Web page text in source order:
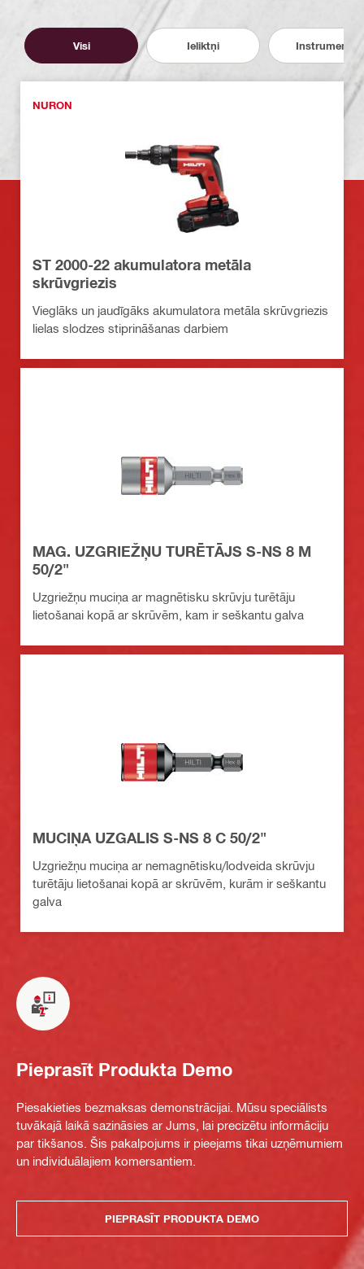
Visi Ieliktņi Instrumenti
NURON
ST 2000-22 akumulatora metāla
skrūvgriezis
Vieglāks un jaudīgāks akumulatora metāla skrūvgriezis
lielas slodzes stiprināšanas darbiem
MAG. UZGRIEŽŅU TURĒTĀJS S-NS 8 M
50/2"
Uzgriežņu muciņa ar magnētisku skrūvju turētāju
lietošanai kopā ar skrūvēm, kam ir seškantu galva
MUCIŅA UZGALIS S-NS 8 C 50/2"
Uzgriežņu muciņa ar nemagnētisku/lodveida skrūvju
turētāju lietošanai kopā ar skrūvēm, kurām ir seškantu
galva
Pieprasīt Produkta Demo
Piesakieties bezmaksas demonstrācijai. Mūsu speciālists
tuvākajā laikā sazināsies ar Jums, lai precizētu informāciju
par tikšanos. Šis pakalpojums ir pieejams tikai uzņēmumiem
un individuālajiem komersantiem.
PIEPRASĪT PRODUKTA DEMO